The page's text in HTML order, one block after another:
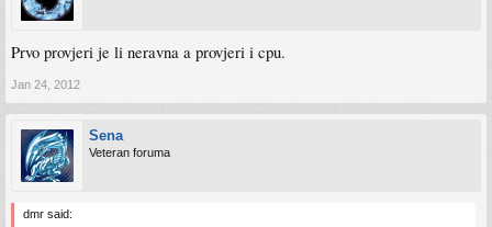
Prvo provjeri je li neravna a provjeri i cpu.
Jan 24, 2012
Sena
Veteran foruma
dmr said: